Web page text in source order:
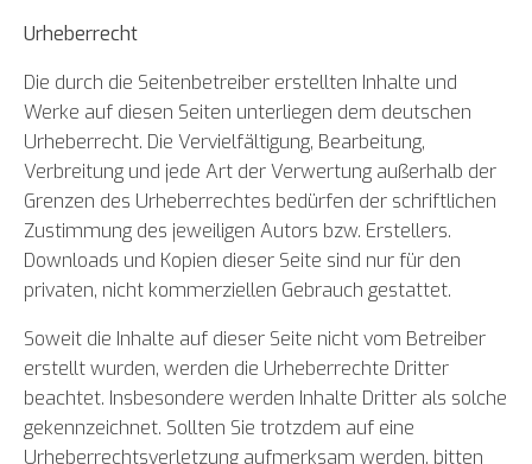
Urheberrecht
Die durch die Seitenbetreiber erstellten Inhalte und
Werke auf diesen Seiten unterliegen dem deutschen
Urheberrecht. Die Vervielfältigung, Bearbeitung,
Verbreitung und jede Art der Verwertung außerhalb der
Grenzen des Urheberrechtes bedürfen der schriftlichen
Zustimmung des jeweiligen Autors bzw. Erstellers.
Downloads und Kopien dieser Seite sind nur für den
privaten, nicht kommerziellen Gebrauch gestattet.
Soweit die Inhalte auf dieser Seite nicht vom Betreiber
erstellt wurden, werden die Urheberrechte Dritter
beachtet. Insbesondere werden Inhalte Dritter als solche
gekennzeichnet. Sollten Sie trotzdem auf eine
Urheberrechtsverletzung aufmerksam werden, bitten